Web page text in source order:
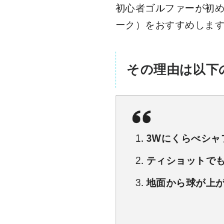
初心者ゴルファーが初
ーク）をおすすめします
その理由は以下
3Wにくらべシャ
ティショットで
地面から球が上